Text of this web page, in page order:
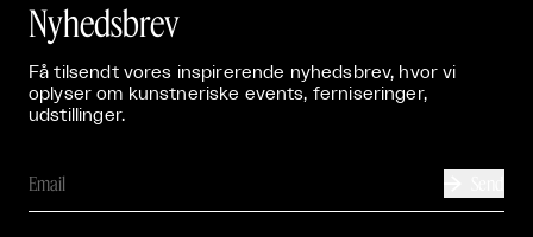
Nyhedsbrev
Få tilsendt vores inspirerende nyhedsbrev, hvor vi
oplyser om kunstneriske events, ferniseringer,
udstillinger.